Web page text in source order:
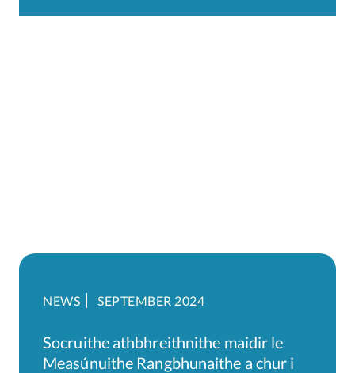
NEWS SEPTEMBER 2024
Socruithe athbhreithnithe maidir le
Measúnuithe Rangbhunaithe a chur i